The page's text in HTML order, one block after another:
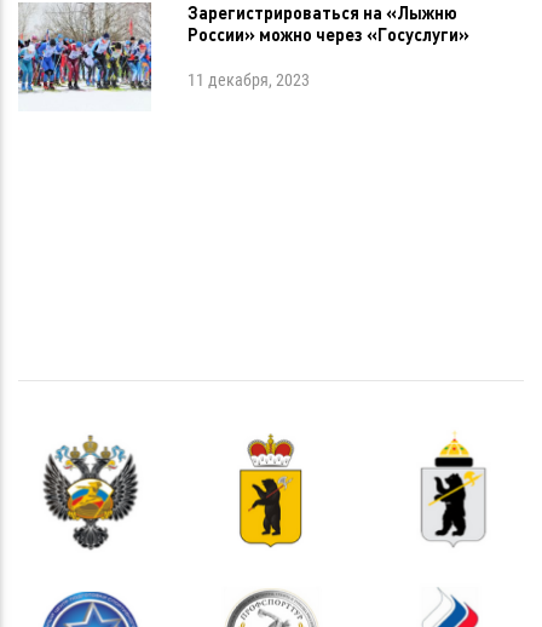
Зарегистрироваться на «Лыжню
России» можно через «Госуслуги»
11 декабря, 2023